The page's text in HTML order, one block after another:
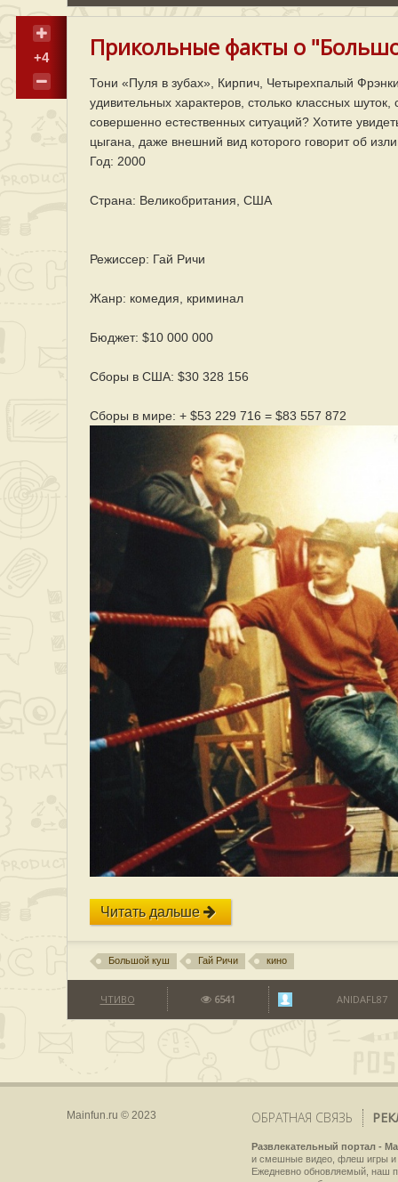
+4 Прикольные факты о
Тони «Пуля в зубах», Кирпич, Четырехпалый
удивительных характеров, столько классных
совершенно естественных ситуаций? Хотите
цыгана, даже внешний вид которого говорит об
Год: 2000
Страна: Великобритания, США
Режиссер: Гай Ричи
Жанр: комедия, криминал
Бюджет: $10 000 000
Сборы в США: $30 328 156
Сборы в мире: + $53 229 716 = $83 557 872
Читать дальше
Большой куш Гай Ричи кино
ЧТИВО 6541 ANIDAFL87
Mainfun.ru © 2023 ОБРАТНАЯ СВЯЗЬ
Развлекательный портал -
и смешные видео, флеш игры и
Ежедневно обновляемый, наш